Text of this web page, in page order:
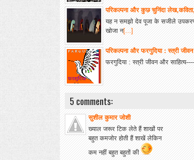
परिकल्पना और कुछ चुनिंदा
यह न समझो देव पूजा के सजीले
खोजा न[...]
परिकल्पना और फरगुदिया : स्त्री
फरगुदिया : स्त्री जीवन और
5 comments:
सुशील कुमार जोशी
ख्याल जरूर टिक लेते हैं शाखों पर
बहुत कमजोर होती हैं शाखें लेकिन
कम नहीं बहुत बहुतों की